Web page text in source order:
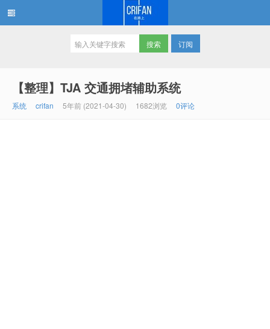
订阅
【整理】TJA 交通拥堵辅助系统
系统 crifan 5年前 (2021-04-30) 1682浏览 0评论